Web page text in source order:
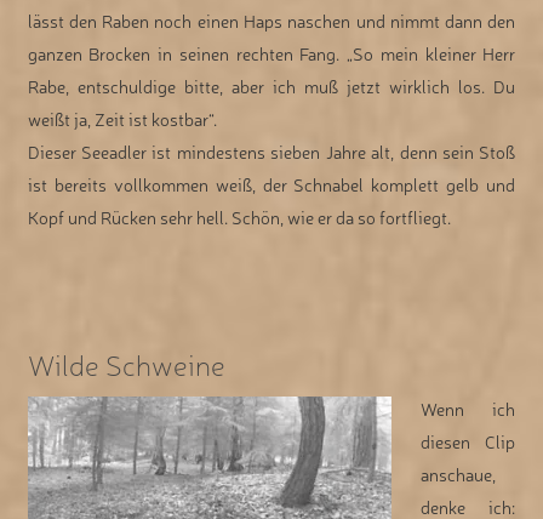
lässt den Raben noch einen Haps naschen und nimmt dann den
ganzen Brocken in seinen rechten Fang. „So mein kleiner Herr
Rabe, entschuldige bitte, aber ich muß jetzt wirklich los. Du
weißt ja, Zeit ist kostbar“.
Dieser Seeadler ist mindestens sieben Jahre alt, denn sein Stoß
ist bereits vollkommen weiß, der Schnabel komplett gelb und
Kopf und Rücken sehr hell. Schön, wie er da so fortfliegt.
Wilde Schweine
Wenn ich
diesen Clip
anschaue,
denke ich: